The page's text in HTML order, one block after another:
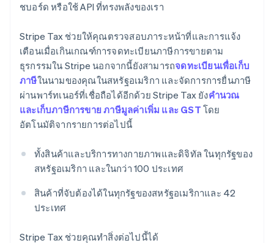
ชบอร์ด หรือใช้ API ที่ทรงพลังของเรา
Stripe Tax ช่วยให้คุณตรวจสอบภาระหน้าที่และการแจ้ง
เตือนเมื่อเกินเกณฑ์การจดทะเบียนภาษีการขายตาม
ธุรกรรมใน Stripe นอกจากนี้ยังสามารถจดทะเบียนเพื่อเก็บ
ภาษีในนามของคุณในสหรัฐอเมริกา และจัดการการยื่นภาษี
ผ่านพาร์ทเนอร์ที่เชื่อถือได้อีกด้วย Stripe Tax ยังคำนวณ
และเก็บภาษีการขาย ภาษีมูลค่าเพิ่ม และ GST โดย
อัตโนมัติจากรายการต่อไปนี้
ทั้งสินค้าและบริการทางกายภาพและดิจิทัล ในทุกรัฐของ
สหรัฐอเมริกา และในกว่า 100 ประเทศ
สินค้าที่จับต้องได้ในทุกรัฐของสหรัฐอเมริกาและ 42
ประเทศ
Stripe Tax ช่วยคุณทำสิ่งต่อไปนี้ได้